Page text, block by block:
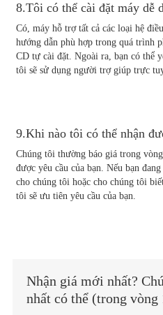
8.Tôi có thể cài đặt máy dễ
Có, máy hỗ trợ tất cả các loại hệ
hướng dẫn phù hợp trong quá trình
CD tự cài đặt. Ngoài ra, bạn có thể
tôi sẽ sử dụng người trợ giúp trực
9.Khi nào tôi có thể nhận
Chúng tôi thường báo giá trong
được yêu cầu của bạn. Nếu bạn
cho chúng tôi hoặc cho chúng tôi
tôi sẽ ưu tiên yêu cầu của bạn.
Nhận giá mới nhất?
nhất có thể (trong vòng